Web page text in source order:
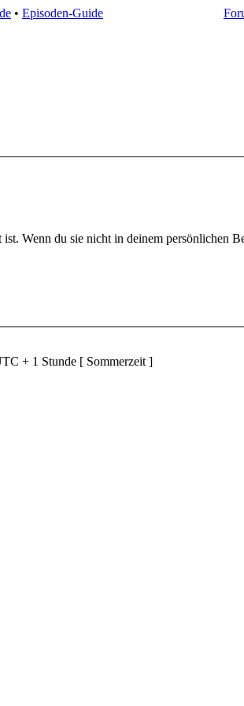
• Episoden-Guide
Wenn du sie nicht in deinem persönlichen
+ 1 Stunde [ Sommerzeit ]